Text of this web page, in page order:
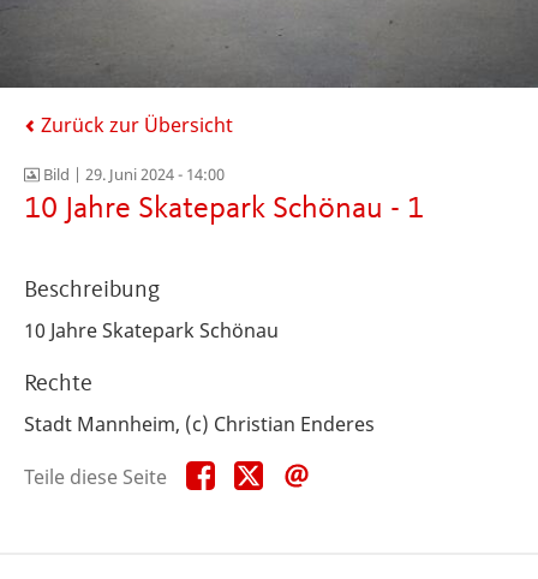
Zurück zur Übersicht
Bild | 29. Juni 2024 - 14:00
10 Jahre Skatepark Schönau - 1
Beschreibung
10 Jahre Skatepark Schönau
Rechte
Stadt Mannheim, (c) Christian Enderes
Teile diese Seite
Teile
diese
Teile
diese